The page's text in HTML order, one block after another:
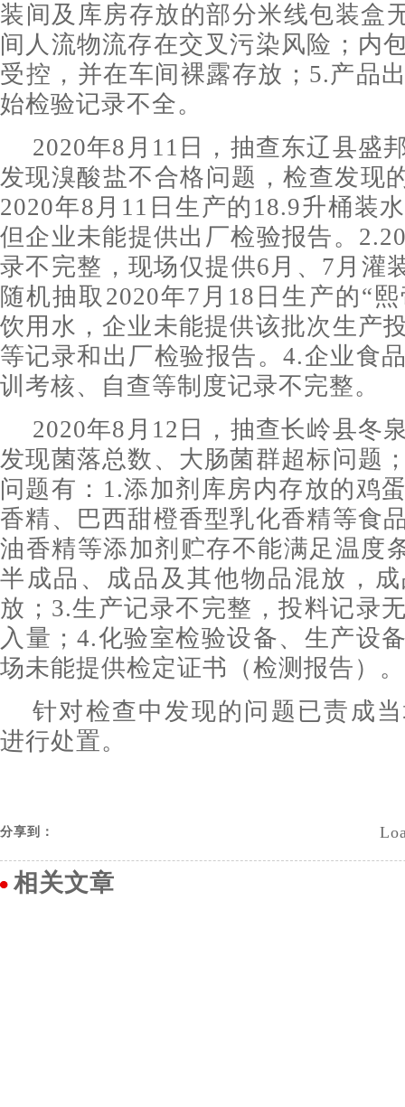
装间及库房存放的部分米线包装盒
间人流物流存在交叉污染风险；内
受控，并在车间裸露存放；5.产品
始检验记录不全。
2020年8月11日，抽查东辽县盛
发现溴酸盐不合格问题，检查发现
2020年8月11日生产的18.9升桶装
但企业未能提供出厂检验报告。
录不完整，现场仅提供6月、7月灌
随机抽取2020年7月18日生产的“
饮用水，企业未能提供该批次生产
等记录和出厂检验报告。4.企业食
训考核、自查等制度记录不完整。
2020年8月12日，抽查长岭县冬
发现菌落总数、大肠菌群超标问题
问题有：1.添加剂库房内存放的鸡
香精、巴西甜橙香型乳化香精等食
油香精等添加剂贮存不能满足温度
半成品、成品及其他物品混放，
放；3.生产记录不完整，投料记录
入量；4.化验室检验设备、生产设
场未能提供检定证书（检测报告）。
针对检查中发现的问题已责成
进行处置。
分享到：
相关文章